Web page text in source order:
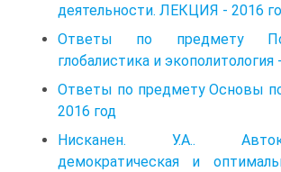
деятельности. ЛЕКЦИЯ - 2016
Ответы по предмету
глобалистика и экополитология
Ответы по предмету Основы
2016 год
Нисканен. У.А..
демократическая и